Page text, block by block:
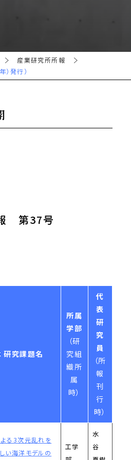
産業研究所所報
発行）
第37号
研究課題名
所属
学部
（研
究組
織所
属
時）
代
表
研
究
員
（所
報
刊
行
時）
る3次元乱れを
い海洋モデルの
工学
水
谷